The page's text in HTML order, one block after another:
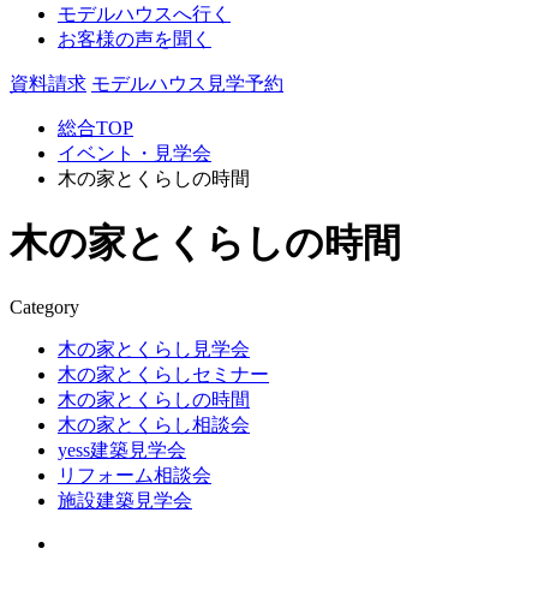
モデルハウスへ行く
お客様の声を聞く
資料請求 モデルハウス見学予約
総合TOP
イベント・見学会
木の家とくらしの時間
木の家とくらしの時間
Category
木の家とくらし見学会
木の家とくらしセミナー
木の家とくらしの時間
木の家とくらし相談会
yess建築見学会
リフォーム相談会
施設建築見学会